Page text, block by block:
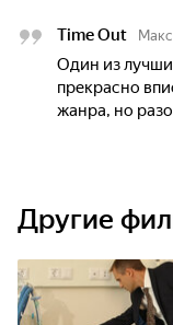
Time Out
Один из
прекрасно
жанра, но
Другие